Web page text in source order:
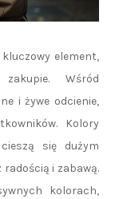
element,
Wśród
i żywe odcienie,
Kolory
się dużym
i zabawą.
kolorach,